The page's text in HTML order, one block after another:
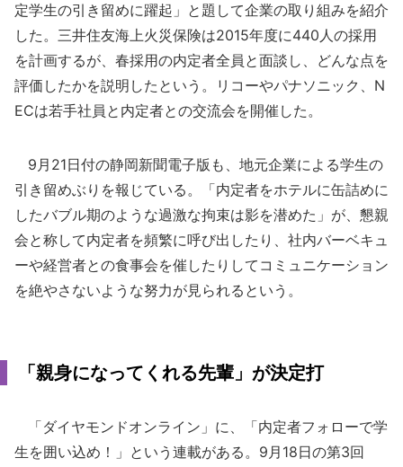
定学生の引き留めに躍起」と題して企業の取り組みを紹介
した。三井住友海上火災保険は2015年度に440人の採用
を計画するが、春採用の内定者全員と面談し、どんな点を
評価したかを説明したという。リコーやパナソニック、N
ECは若手社員と内定者との交流会を開催した。
9月21日付の静岡新聞電子版も、地元企業による学生の
引き留めぶりを報じている。「内定者をホテルに缶詰めに
したバブル期のような過激な拘束は影を潜めた」が、懇親
会と称して内定者を頻繁に呼び出したり、社内バーベキュ
ーや経営者との食事会を催したりしてコミュニケーション
を絶やさないような努力が見られるという。
「親身になってくれる先輩」が決定打
「ダイヤモンドオンライン」に、「内定者フォローで学
生を囲い込め！」という連載がある。9月18日の第3回